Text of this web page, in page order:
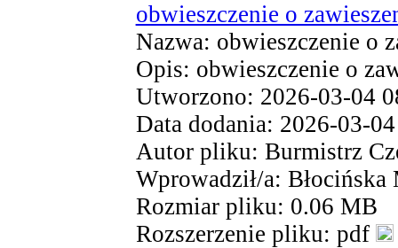
obwieszczenie o
Nazwa: obwieszczenie o
Opis: obwieszczenie o
Utworzono: 2026-03-04
Data dodania: 2026-03-
Autor pliku: Burmistrz
Wprowadził/a: Błocińska
Rozmiar pliku: 0.06 MB
Rozszerzenie pliku: pdf